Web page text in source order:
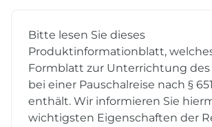
Bitte lesen Sie dieses
Produktinformationblatt,
Formblatt zur Unterrichtung des
bei einer Pauschalreise nach §
enthält. Wir informieren Sie
wichtigsten Eigenschaften der